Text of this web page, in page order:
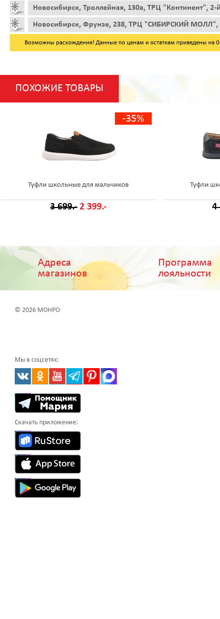
Новосибирск, Троллейная, 130а, ТРЦ "Континент", 2-
Новосибирск, Фрунзе, 238, ТРЦ "СИБИРСКИЙ МОЛЛ",
Возможны расхождения! Данные по ценам и остаткам приведены на
ПОХОЖИЕ ТОВАРЫ
-35%
Туфли школьные для мальчиков
3 699.- 2 399.-
Туфли
4
Адреса
магазинов
Программа
лояльности
© 2026 МОНРО
Мы в соцсетях:
Скачать приложение: